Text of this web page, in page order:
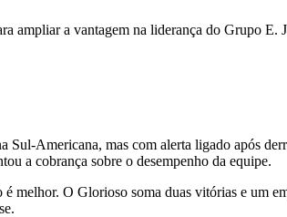
ampliar a vantagem na liderança do Grupo
Sul-Americana, mas com alerta ligado após
a cobrança sobre o desempenho da equipe.
melhor. O Glorioso soma duas vitórias e um